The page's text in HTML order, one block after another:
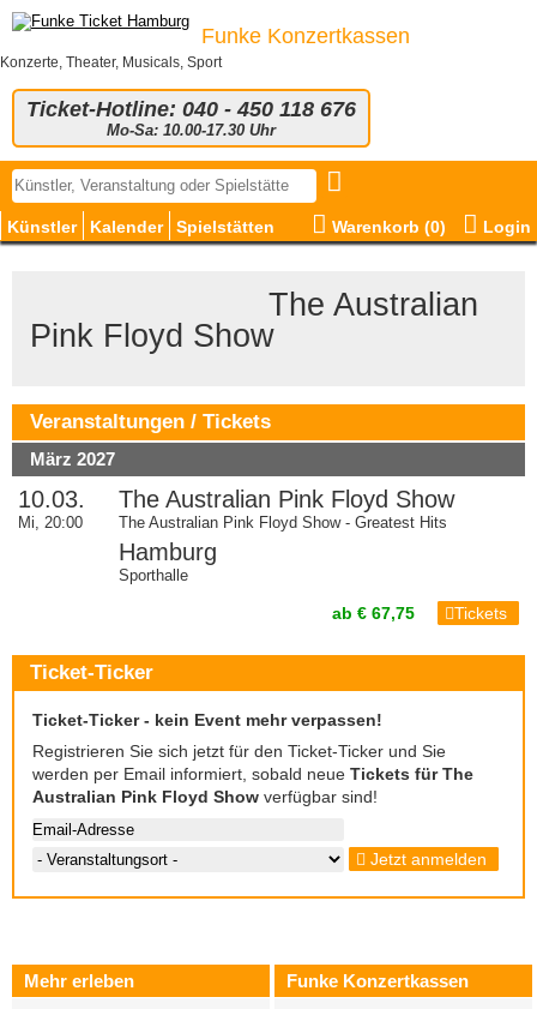
Funke Konzertkassen
Konzerte, Theater, Musicals, Sport
Ticket-Hotline: 040 - 450 118 676
Mo-Sa: 10.00-17.30 Uhr
Künstler Kalender Spielstätten Warenkorb (0) Login
The Australian
Pink Floyd Show
Veranstaltungen / Tickets
März 2027
10.03.
Mi, 20:00
The Australian Pink Floyd Show
The Australian Pink Floyd Show - Greatest Hits
Hamburg
Sporthalle
ab € 67,75 Tickets
Ticket-Ticker
Ticket-Ticker - kein Event mehr verpassen!
Registrieren Sie sich jetzt für den Ticket-Ticker und Sie
werden per Email informiert, sobald neue Tickets für The
Australian Pink Floyd Show verfügbar sind!
Jetzt anmelden
Mehr erleben
Funke Konzertkassen